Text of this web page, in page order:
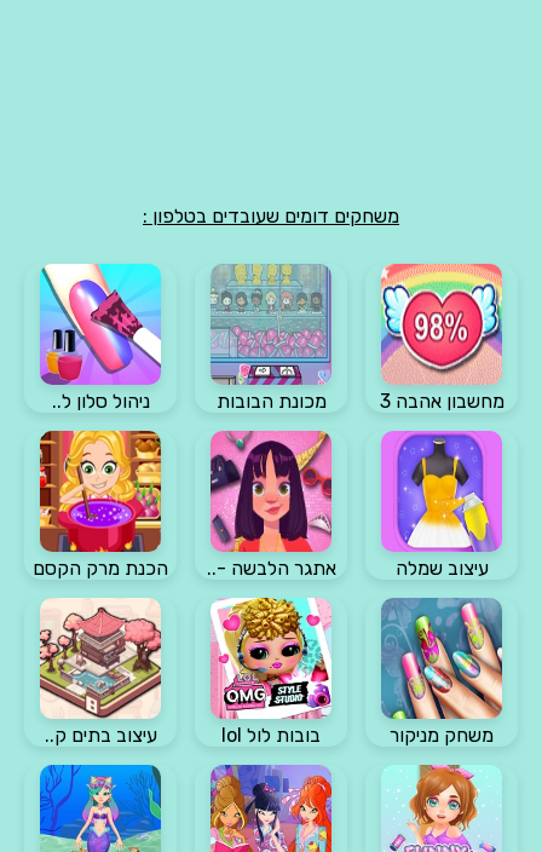
משחקים דומים שעובדים בטלפון :
מחשבון אהבה 3 מכונת הבובות ניהול סלון ל..
עיצוב שמלה אתגר הלבשה -.. הכנת מרק הקסם
משחק מניקור בובות לול lol עיצוב בתים ק..